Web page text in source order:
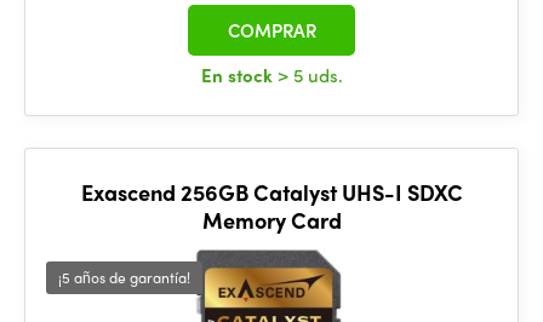
En stock > 5 uds.
COMPRAR
Exascend 256GB Catalyst UHS-I SDXC
Memory Card
¡5 años de garantía!